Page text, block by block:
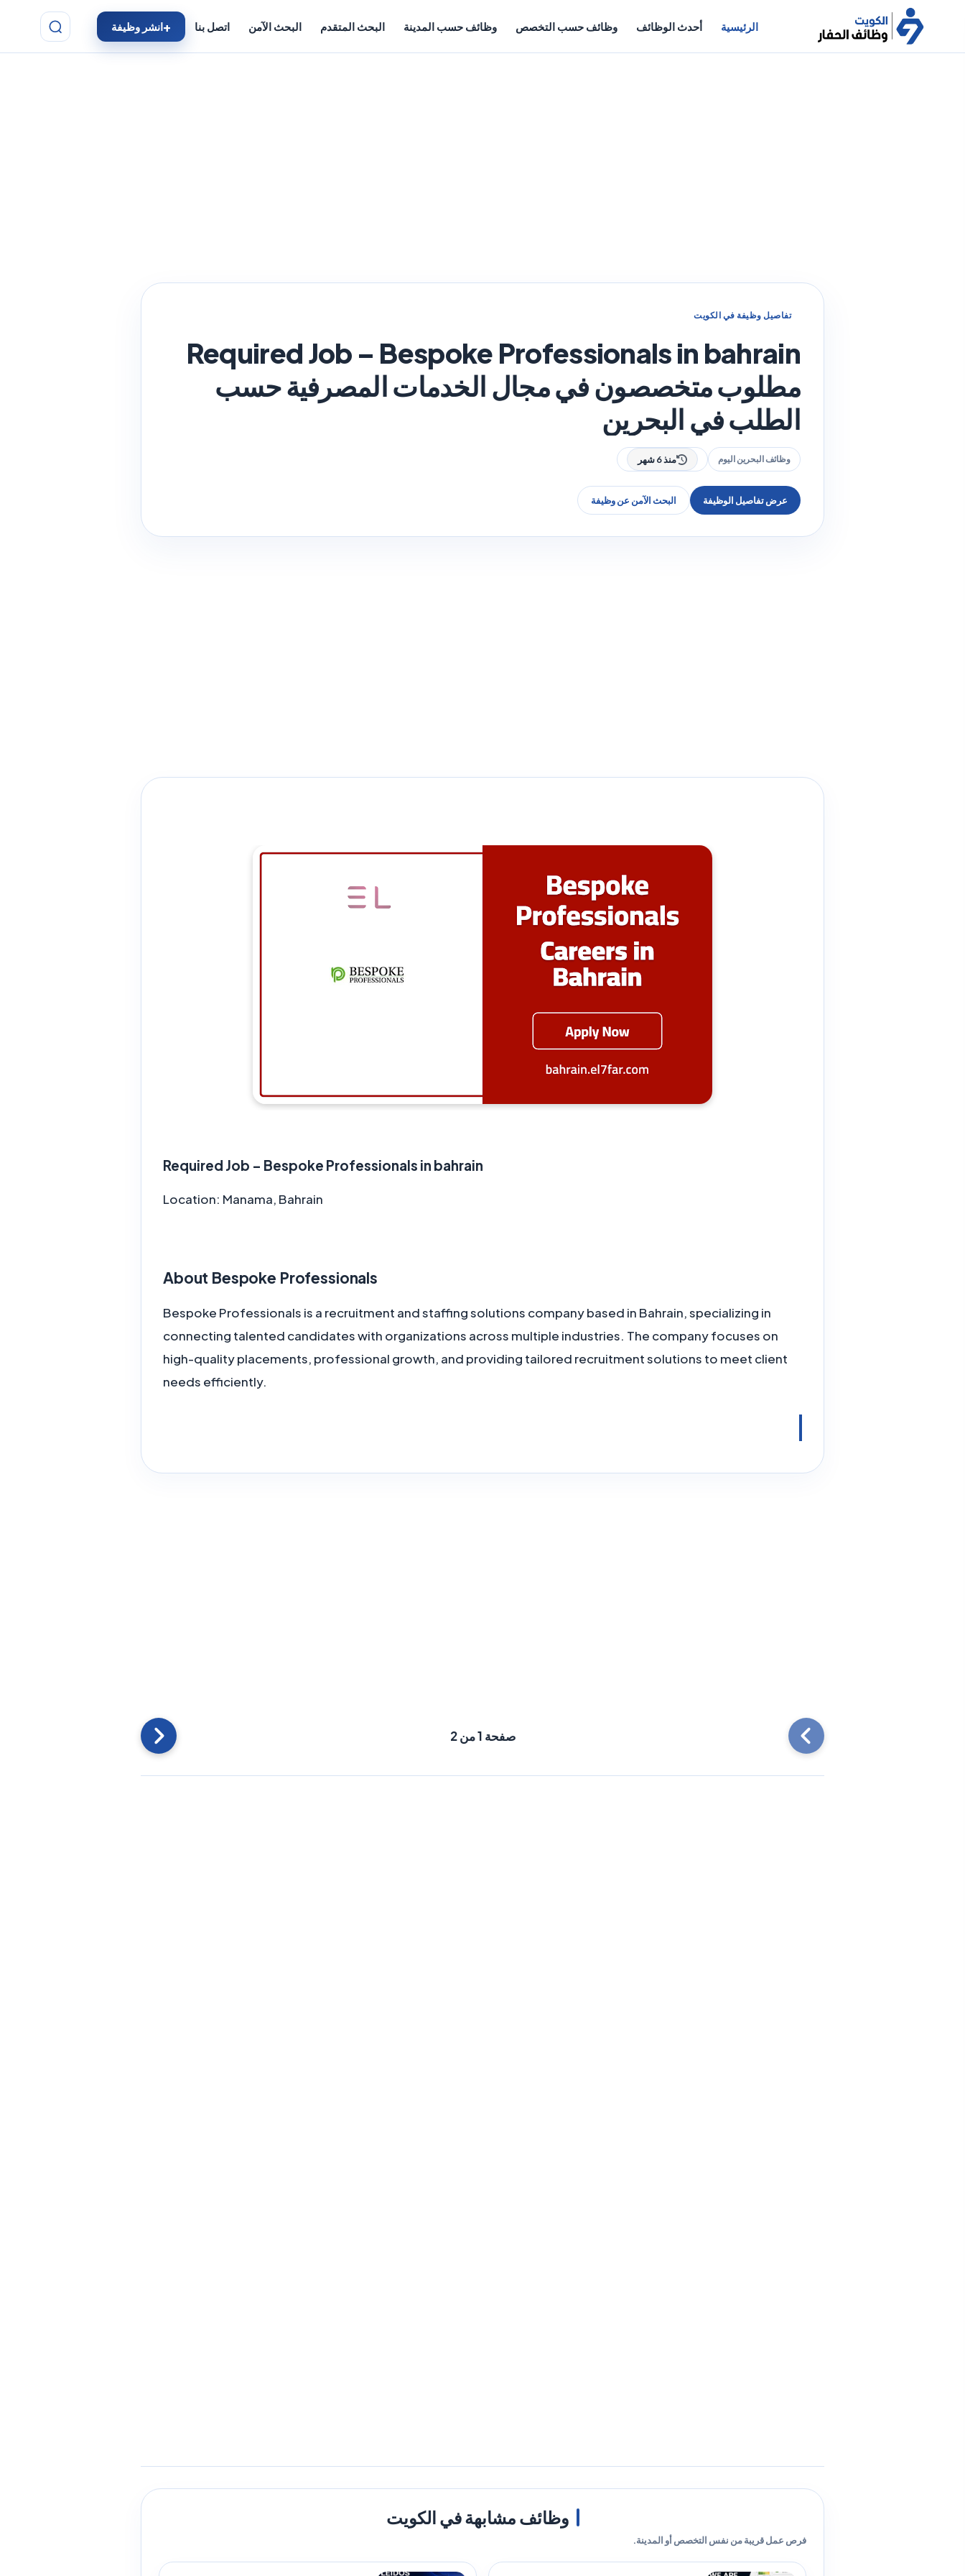
الرئيسية أحدث الوظائف وظائف حسب التخصص وظائف حسب المدينة البحث المتقدم البحث الآمن اتصل بنا انشر وظيفة
تفاصيل وظيفة في الكويت
Required Job – Bespoke Professionals in bahrain
مطلوب متخصصون في مجال الخدمات المصرفية حسب
الطلب في البحرين
وظائف البحرين اليوم منذ 6 شهر
عرض تفاصيل الوظيفة البحث الآمن عن وظيفة
Required Job – Bespoke Professionals in bahrain
Location: Manama, Bahrain
About Bespoke Professionals
Bespoke Professionals is a recruitment and staffing solutions company based in Bahrain, specializing in
connecting talented candidates with organizations across multiple industries. The company focuses on
high-quality placements, professional growth, and providing tailored recruitment solutions to meet client
needs efficiently.
صفحة 1 من 2
وظائف مشابهة في الكويت
فرص عمل قريبة من نفس التخصص أو المدينة.